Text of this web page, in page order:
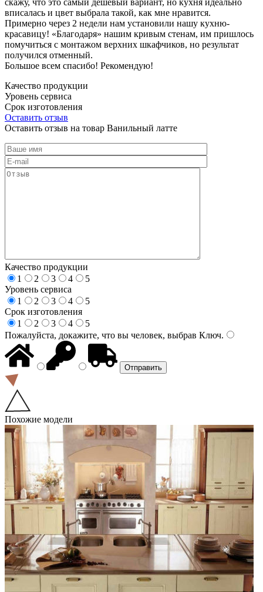
вписалась и цвет выбрала такой, как мне нравится.
Примерно через 2 недели нам установили нашу кухню-
красавицу! «Благодаря» нашим кривым стенам, им пришлось
помучиться с монтажом верхних шкафчиков, но результат
получился отменный.
Большое всем спасибо! Рекомендую!
Качество продукции
Уровень сервиса
Срок изготовления
Оставить отзыв
Оставить отзыв на товар Ванильный латте
Качество продукции
1
2 3 4
5
Уровень сервиса
1
2 3 4
5
Срок изготовления
1
2 3 4
5
Пожалуйста, докажите, что вы человек, выбрав Ключ.
Похожие модели